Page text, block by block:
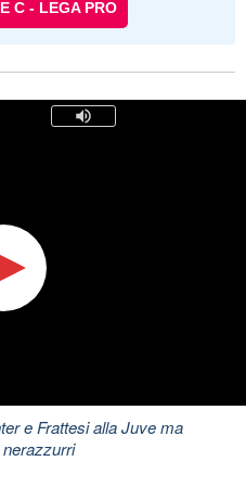
C - LEGA PRO
e Frattesi alla Juve ma